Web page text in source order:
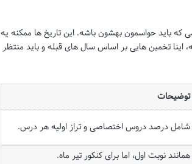
باید حواسمون بهشون باشه. این تاریخ ها ممکنه یه
تخمین هایی بر اساس سال های قبله و باید منتظر
توضیحات
شامل درصد دروس اختصاصی و تراز اولیه هر درس.
همانند نوبت اول، اما برای کنکور تیر ماه.